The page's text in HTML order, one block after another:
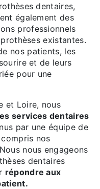
dentaires,
également des
professionnels
existantes.
nos patients, les
et de leurs
pour une
et Loire, nous
services dentaires
par une équipe de
nos
nous engageons
dentaires
répondre aux